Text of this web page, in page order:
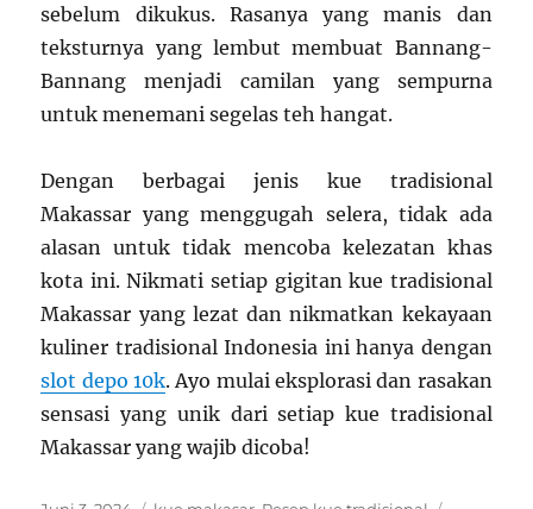
sebelum dikukus. Rasanya yang manis dan
teksturnya yang lembut membuat Bannang-
Bannang menjadi camilan yang sempurna
untuk menemani segelas teh hangat.
Dengan berbagai jenis kue tradisional
Makassar yang menggugah selera, tidak ada
alasan untuk tidak mencoba kelezatan khas
kota ini. Nikmati setiap gigitan kue tradisional
Makassar yang lezat dan nikmatkan kekayaan
kuliner tradisional Indonesia ini hanya dengan
slot depo 10k. Ayo mulai eksplorasi dan rasakan
sensasi yang unik dari setiap kue tradisional
Makassar yang wajib dicoba!